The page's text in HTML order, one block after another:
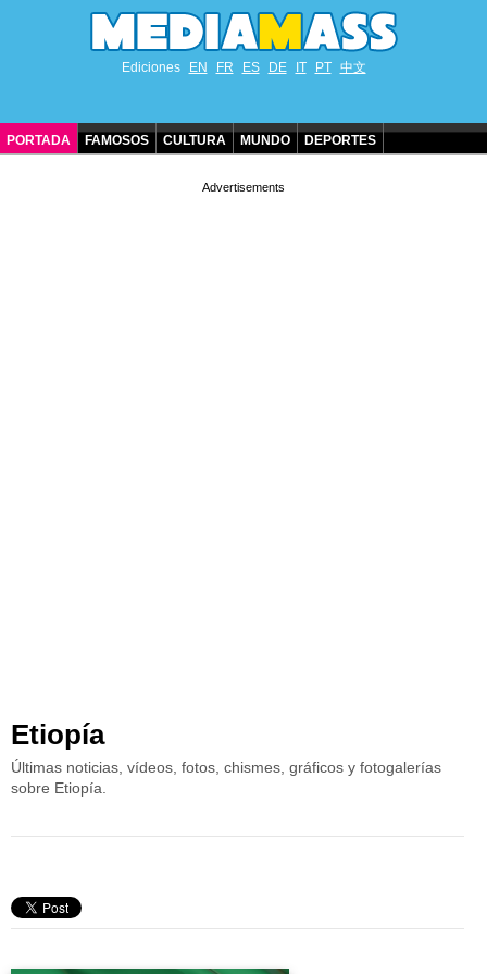
Ediciones EN FR ES DE IT PT 中文
PORTADA FAMOSOS CULTURA MUNDO DEPORTES
Etiopía
Últimas noticias, vídeos, fotos, chismes, gráficos y fotogalerías
sobre Etiopía.